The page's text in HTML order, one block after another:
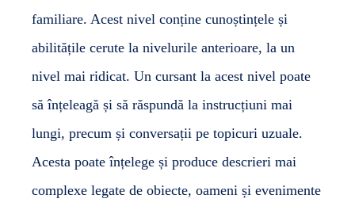
familiare. Acest nivel conține cunoștințele și
abilitățile cerute la nivelurile anterioare, la un
nivel mai ridicat. Un cursant la acest nivel poate
să înțeleagă și să răspundă la instrucțiuni mai
lungi, precum și conversații pe topicuri uzuale.
Acesta poate înțelege și produce descrieri mai
complexe legate de obiecte, oameni și evenimente